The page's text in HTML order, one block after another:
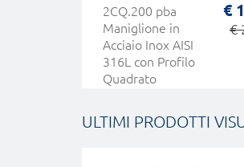
2CQ.200 pba
Maniglione in
Acciaio Inox AISI
316L con Profilo
Quadrato
€
€
ULTIMI PRODOTTI